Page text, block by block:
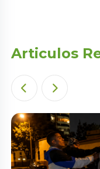
Articulos